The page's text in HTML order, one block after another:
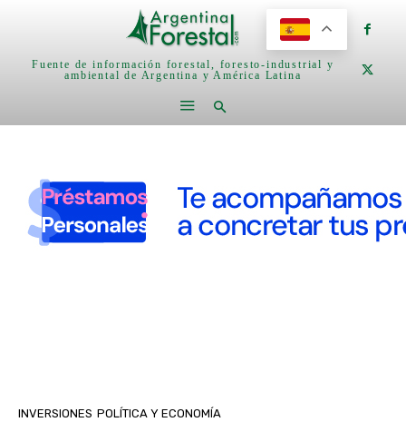
Fuente de información forestal, foresto-industrial y
ambiental de Argentina y América Latina
INVERSIONES POLÍTICA Y ECONOMÍA